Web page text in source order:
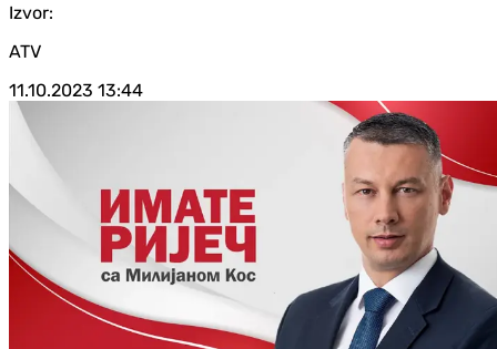
Izvor:
ATV
11.10.2023 13:44